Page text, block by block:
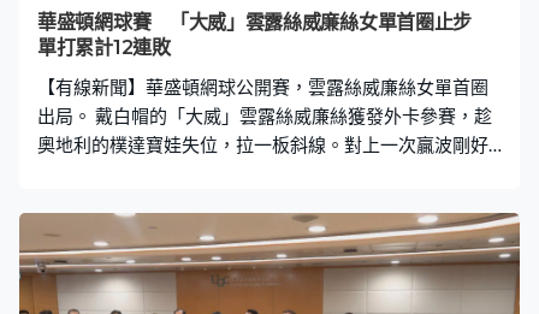
華盛頓網球賽 「大威」雲露絲威廉絲女單首圈止步
單打累計12連敗
【有線新聞】華盛頓網球公開賽，雲露絲威廉絲女單首圈
出局。 戴白帽的「大威」雲露絲威廉絲獲發外卡參賽，趁
奧地利的樸達寶娃失位，拉一板斜線。對上一次贏波剛好
娃的發球局找不到機會，第二盤再輸3比6，盤數0比2，單
打賽事累計12連敗。